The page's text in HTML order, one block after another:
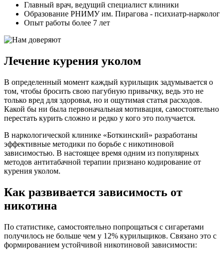
Главный врач, ведущий специалист клиники
Образование РНИМУ им. Пирагова - психиатр-нарколог
Опыт работы более 7 лет
Лечение курения уколом
В определенный момент каждый курильщик задумывается о
том, чтобы бросить свою пагубную привычку, ведь это не
только вред для здоровья, но и ощутимая статья расходов.
Какой бы ни была первоначальная мотивация, самостоятельно
перестать курить сложно и редко у кого это получается.
В наркологической клинике «Боткинский» разработаны
эффективные методики по борьбе с никотиновой
зависимостью. В настоящее время одним из популярных
методов антитабачной терапии признано кодирование от
курения уколом.
Как развивается зависимость от
никотина
По статистике, самостоятельно попрощаться с сигаретами
получилось не больше чем у 12% курильщиков. Связано это с
формированием устойчивой никотиновой зависимости: